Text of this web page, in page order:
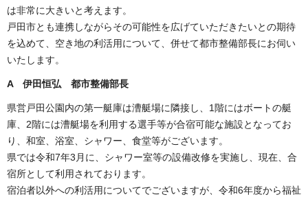
は非常に大きいと考えます。
戸田市とも連携しながらその可能性を広げていただきたいとの期待
を込めて、空き地の利活用について、併せて都市整備部長にお伺い
いたします。
A 伊田恒弘 都市整備部長
県営戸田公園内の第一艇庫は漕艇場に隣接し、1階にはボートの艇
庫、2階には漕艇場を利用する選手等が合宿可能な施設となってお
り、和室、浴室、シャワー、食堂等がございます。
県では令和7年3月に、シャワー室等の設備改修を実施し、現在、合
宿所として利用されております。
宿泊者以外への利活用についてでございますが、令和6年度から福祉